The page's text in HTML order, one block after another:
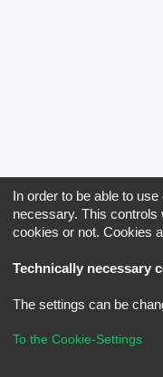
In order to be able to
necessary. This
cookies or not. Cookies
Technically necessary
The settings can be
To the Cookie-Settings